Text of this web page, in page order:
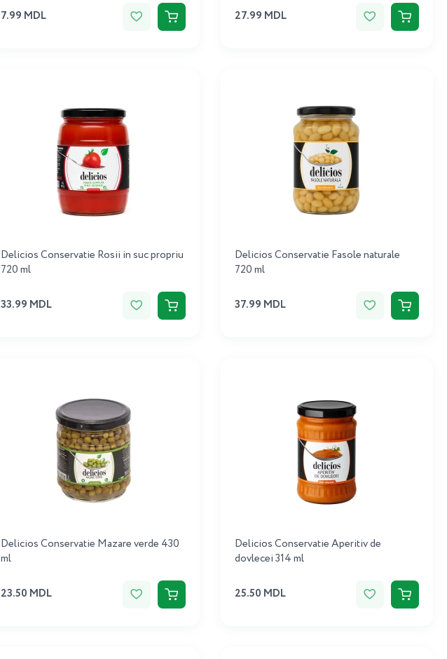
7.99 MDL 27.99 MDL
Delicios Conservatie Rosii in suc propriu
720 ml
33.99 MDL
Delicios Conservatie Fasole naturale
720 ml
37.99 MDL
Delicios Conservatie Mazare verde 430
ml
23.50 MDL
Delicios Conservatie Aperitiv de
dovlecei 314 ml
25.50 MDL